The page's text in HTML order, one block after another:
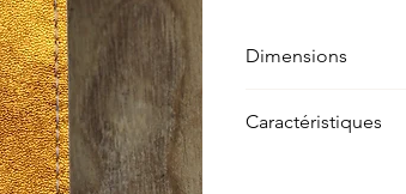
Dimensions
Largeur : 8,5 cm
Caractéristiques